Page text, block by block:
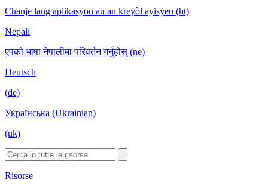
Chanje lang aplikasyon an an kreyòl ayisyen (ht)
Nepali
एपको भाषा नेपालीमा परिवर्तन गर्नुहोस् (ne)
Deutsch
(de)
Українська (Ukrainian)
(uk)
Risorse